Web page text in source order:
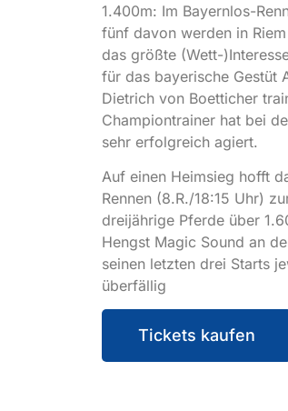
1.400m: Im Bayernlos-
fünf davon werden in
das größte (Wett-
für das bayerische Gestüt
Dietrich von Boetticher
Championtrainer hat bei
sehr erfolgreich agiert.
Auf einen Heimsieg hofft
Rennen (8.R./18:15 Uhr)
dreijährige Pferde über
Hengst Magic Sound an
seinen letzten drei Starts
überfällig
Tickets kaufen